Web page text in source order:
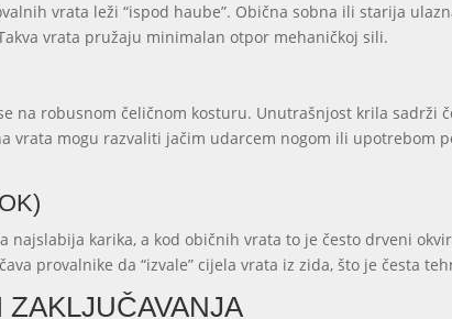
vrata leži “ispod haube”. Obična sobna ili starija
vrata pružaju minimalan otpor mehaničkoj sili.
na robusnom čeličnom kosturu. Unutrašnjost krila sadrži
vrata mogu razvaliti jačim udarcem nogom ili upotrebom
najslabija karika, a kod običnih vrata to je često drveni
provalnike da “izvale” cijela vrata iz zida, što je česta